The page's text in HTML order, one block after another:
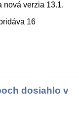
nová verzia 13.1.
16
dosiahlo v